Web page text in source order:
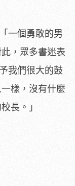
一個勇敢的男
，眾多書迷表
我們很大的鼓
樣，沒有什麼
長。」